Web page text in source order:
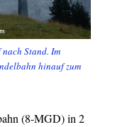
Stand. Im
hinauf zum
(8-MGD) in 2